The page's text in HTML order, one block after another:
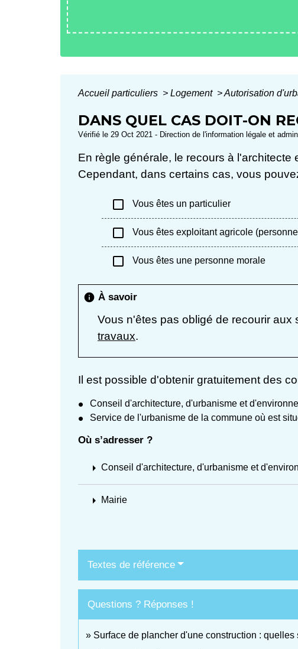
Accueil particuliers > Logement >Autorisation
DANS QUEL CAS DOIT-ON
Vérifié le 29 Oct 2021 - Direction de l'information légale et
En règle générale, le recours à
Cependant, dans certains cas, vous
check_box_outline_blank Vous êtes un particulier
check_box_outline_blank Vous êtes exploitant agricole
check_box_outline_blank Vous êtes une personne morale
info À savoir
Vous n'êtes pas obligé de recourir
travaux.
Il est possible d'obtenir gratuitement des
Conseil d'architecture, d'urbanisme et
Service de l'urbanisme de la commune où est
Où s’adresser ?
arrow_right Conseil d'architecture, d'urbanisme et
arrow_right Mairie
Textes de référence
Questions ? Réponses !
Surface de plancher d'une construction :